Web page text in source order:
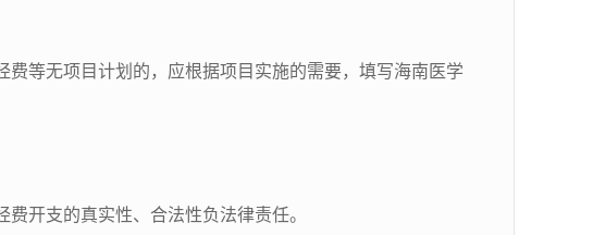
等无项目计划的，应根据项目实施的需要，填写海南医学
开支的真实性、合法性负法律责任。